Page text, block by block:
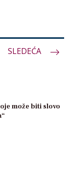
SLEDEĆA
može biti slovo